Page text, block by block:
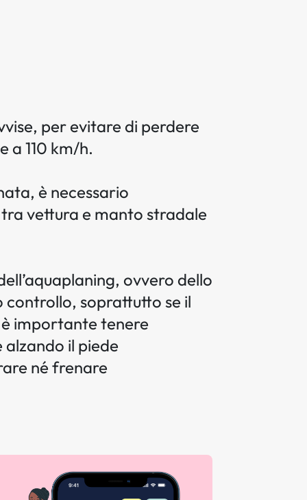
per evitare di perdere
a 110 km/h.
è necessario
vettura e manto stradale
ovvero dello
controllo, soprattutto se il
è importante tenere
il piede
né frenare